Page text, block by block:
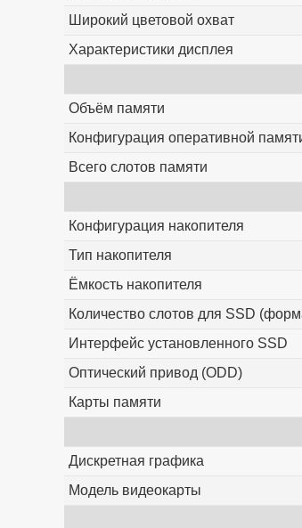
Широкий цветовой охват
Характеристики дисплея
Объём памяти
Конфигурация оперативной
Всего слотов памяти
Конфигурация накопителя
Тип накопителя
Ёмкость накопителя
Количество слотов для SSD
Интерфейс установленного SSD
Оптический привод (ODD)
Карты памяти
Дискретная графика
Модель видеокарты